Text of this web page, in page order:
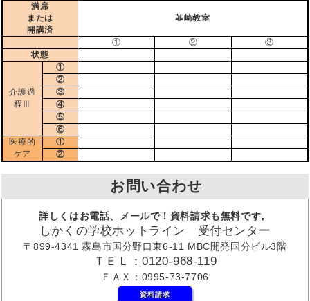
満席
または
開講済
韮崎教室
① ②
③
状態
介護過
程Ⅲ
①
②
③
④
⑤
⑥
医療的
ケア
①
②
お問い合わせ
詳しくはお電話、メールで！資料請求も無料です。
しかくの学校ホットライン 受付センター
〒899-4341 霧島市国分野口東6-11 MBC開発国分ビル3階
ＴＥＬ：0120-968-119
ＦＡＸ：0995-73-7706
資料請求